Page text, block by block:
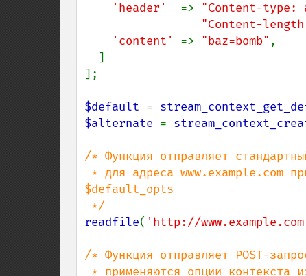
'header' => "Content-type:
"Content-
'content' => "baz=bomb" ,
];
$default =
$alternate =
/* Функция отправляет
$default_opts
readfile( 'http://
/* Функция отправляет POST-